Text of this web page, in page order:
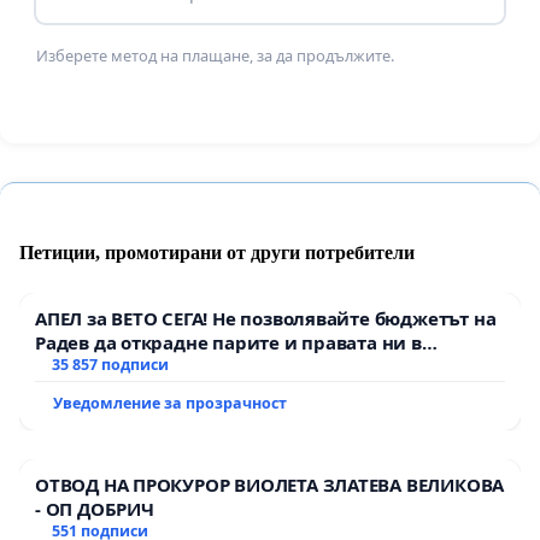
Изберете метод на плащане, за да продължите.
Петиции, промотирани от други потребители
АПЕЛ за ВЕТО СЕГА! Не позволявайте бюджетът на
Радев да открадне парите и правата ни в
тъмното
35 857 подписи
Уведомление за прозрачност
ОТВОД НА ПРОКУРОР ВИОЛЕТА ЗЛАТЕВА ВЕЛИКОВА
- ОП ДОБРИЧ
551 подписи